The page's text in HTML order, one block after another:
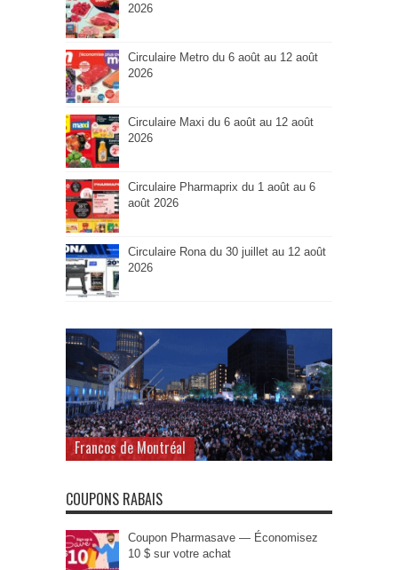
2026
Circulaire Metro du 6 août au 12 août
2026
Circulaire Maxi du 6 août au 12 août
2026
Circulaire Pharmaprix du 1 août au 6
août 2026
Circulaire Rona du 30 juillet au 12 août
2026
Francos de Montréal
COUPONS RABAIS
Coupon Pharmasave — Économisez
10 $ sur votre achat